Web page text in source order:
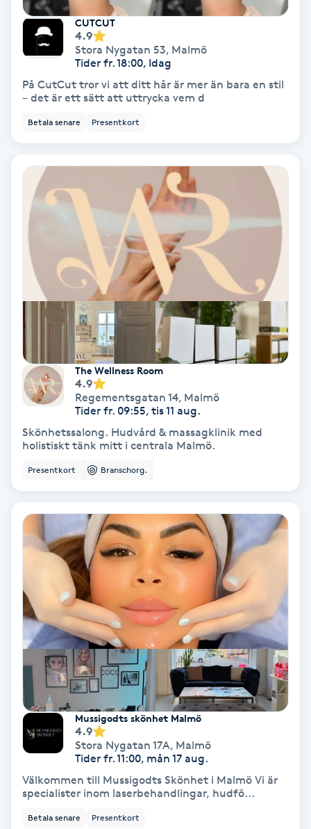
Hypnos
Hårborttagning
Hårbottenbehandling
Hårförlängning
Hårvård
Hälsa
Idrottsmassage
IPL hårborttagning
Japansk massage
K18
Katun fransar
Kemisk peeling
Keratinbehandling
Kinesiologi
Kinesisk medicin
Kiropraktik
Klangmassage
CUTCUT
4.9
Stora Nygatan 53, Malmö
Tider fr. 18:00, Idag
På CutCut tror vi att ditt hår är mer än bara en stil
– det är ett sätt att uttrycka vem d
Betala senare Presentkort
The Wellness Room
4.9
Regementsgatan 14, Malmö
Tider fr. 09:55, tis 11 aug.
Skönhetssalong. Hudvård & massagklinik med
holistiskt tänk mitt i centrala Malmö.
Presentkort Branschorg.
Mussigodts skönhet Malmö
4.9
Stora Nygatan 17A, Malmö
Tider fr. 11:00, mån 17 aug.
Välkommen till Mussigodts Skönhet i Malmö Vi är
specialister inom laserbehandlingar, hudfö...
Betala senare Presentkort